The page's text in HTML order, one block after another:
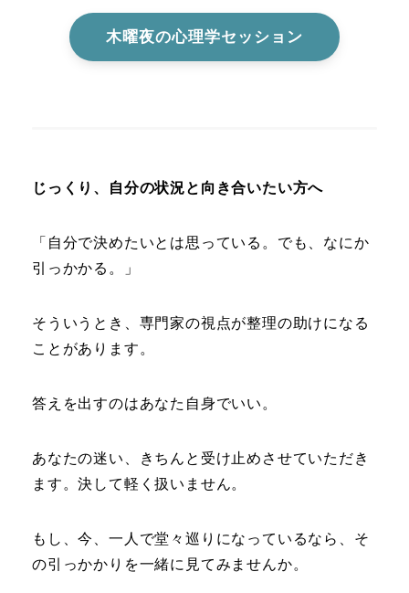
木曜夜の心理学セッション
じっくり、自分の状況と向き合いたい方へ
「自分で決めたいとは思っている。でも、なにか
引っかかる。」
そういうとき、専門家の視点が整理の助けになる
ことがあります。
答えを出すのはあなた自身でいい。
あなたの迷い、きちんと受け止めさせていただき
ます。決して軽く扱いません。
もし、今、一人で堂々巡りになっているなら、そ
の引っかかりを一緒に見てみませんか。